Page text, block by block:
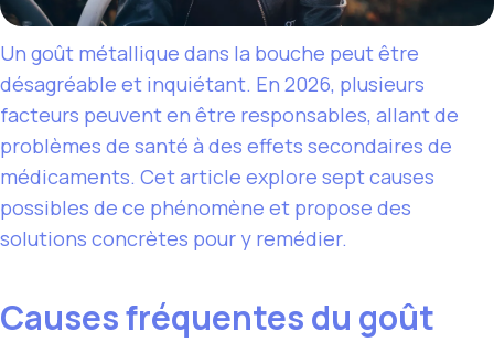
Un goût métallique dans la bouche peut être
désagréable et inquiétant. En 2026, plusieurs
facteurs peuvent en être responsables, allant de
problèmes de santé à des effets secondaires de
médicaments. Cet article explore sept causes
possibles de ce phénomène et propose des
solutions concrètes pour y remédier.
Causes fréquentes du goût